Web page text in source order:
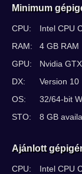
Minimum
CPU:
Intel CPU
RAM:
4 GB RAM
GPU:
Nvidia
DX:
Version 10
OS:
32/64-bit
STO:
8 GB
Ajánlott
CPU:
Intel CPU